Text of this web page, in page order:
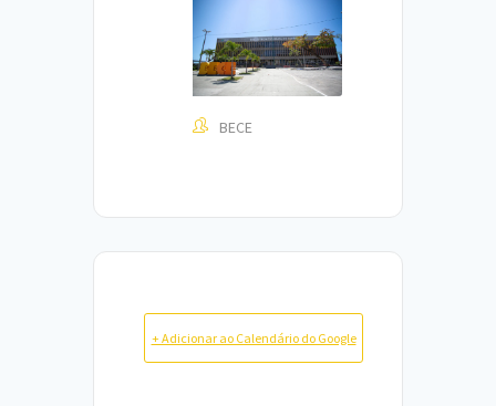
BECE
+ Adicionar ao Calendário do Google